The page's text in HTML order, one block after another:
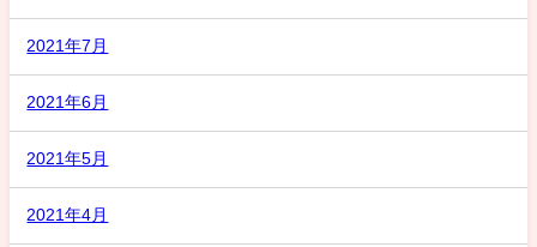
2021年7月
2021年6月
2021年5月
2021年4月